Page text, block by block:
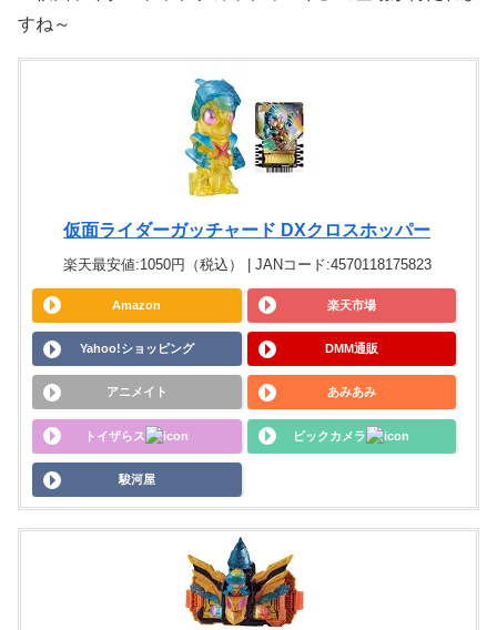
すね～
仮面ライダーガッチャード DXクロスホッパー
楽天最安値:1050円（税込） | JANコード:4570118175823
Amazon 楽天市場
Yahoo!ショッピング DMM通販
アニメイト あみあみ
トイザらス ビックカメラ
駿河屋